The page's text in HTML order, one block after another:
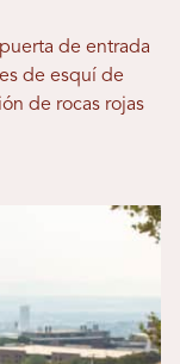
de entrada
de esquí de
de rocas rojas